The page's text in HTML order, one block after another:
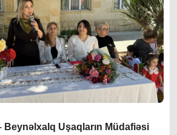
Beynəlxalq Uşaqların Müdafiəsi